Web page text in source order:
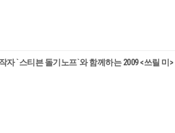
자 `스티븐 돌기노프`와 함께하는 2009 <쓰릴 미>